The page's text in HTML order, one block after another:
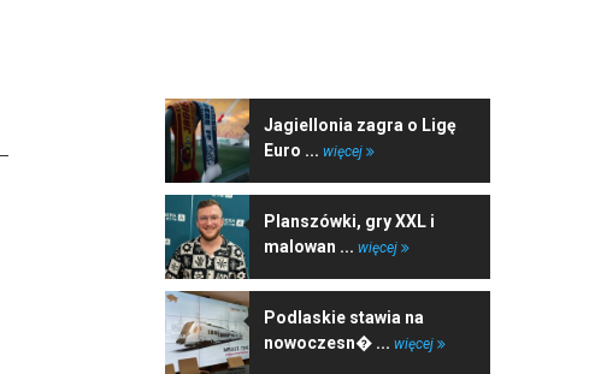
Jagiellonia zagra o Ligę
Euro ... więcej
Planszówki, gry XXL i
malowan ... więcej
Podlaskie stawia na
nowoczesn� ... więcej